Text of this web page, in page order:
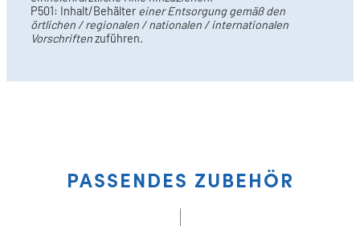
P501: Inhalt/Behälter einer Entsorgung gemäß den
örtlichen / regionalen / nationalen / internationalen
Vorschriftenzuführen.
PASSENDES ZUBEHÖR